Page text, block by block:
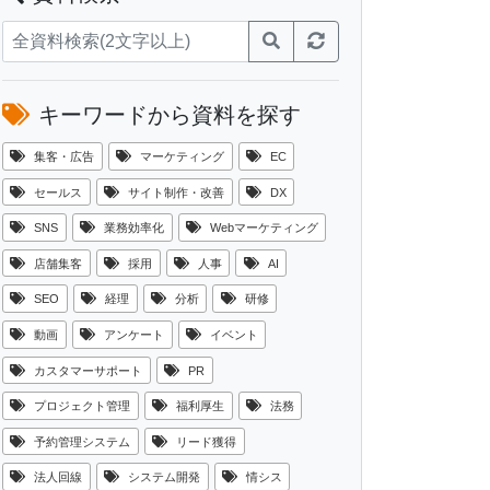
キーワードから資料を探す
集客・広告 マーケティング EC
セールス サイト制作・改善 DX
SNS 業務効率化 Webマーケティング
店舗集客 採用 人事 AI
SEO 経理 分析 研修
動画 アンケート イベント
カスタマーサポート PR
プロジェクト管理 福利厚生 法務
予約管理システム リード獲得
法人回線 システム開発 情シス